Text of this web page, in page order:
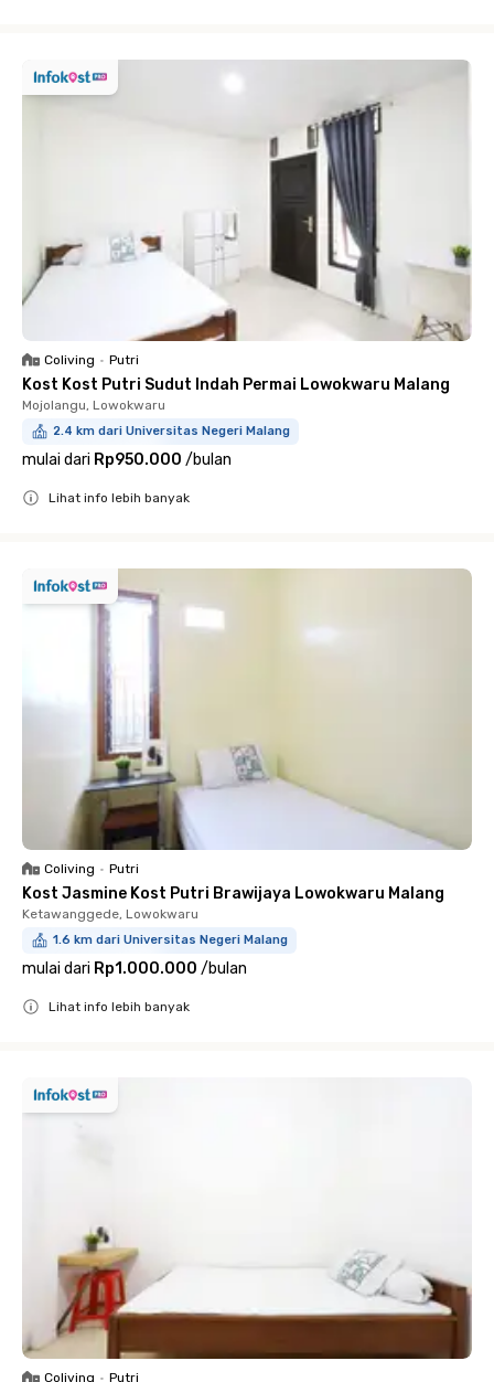
Coliving • Putri
Kost Kost Putri Sudut Indah Permai Lowokwaru Malang
Mojolangu, Lowokwaru
2.4 km dari Universitas Negeri Malang
mulai dari Rp950.000 /bulan
Lihat info lebih banyak
Coliving • Putri
Kost Jasmine Kost Putri Brawijaya Lowokwaru Malang
Ketawanggede, Lowokwaru
1.6 km dari Universitas Negeri Malang
mulai dari Rp1.000.000 /bulan
Lihat info lebih banyak
Coliving • Putri